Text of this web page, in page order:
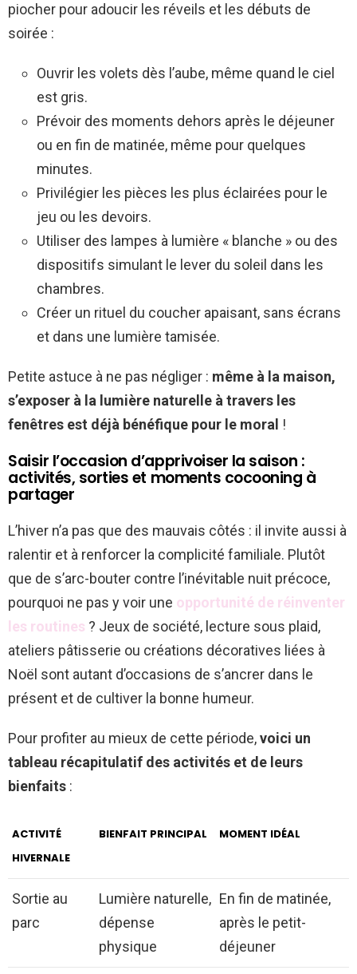
piocher pour adoucir les réveils et les débuts de
soirée :
Ouvrir les volets dès l’aube, même quand le ciel
est gris.
Prévoir des moments dehors après le déjeuner
ou en fin de matinée, même pour quelques
minutes.
Privilégier les pièces les plus éclairées pour le
jeu ou les devoirs.
Utiliser des lampes à lumière « blanche » ou des
dispositifs simulant le lever du soleil dans les
chambres.
Créer un rituel du coucher apaisant, sans écrans
et dans une lumière tamisée.
Petite astuce à ne pas négliger : même à la maison,
s’exposer à la lumière naturelle à travers les
fenêtres est déjà bénéfique pour le moral !
Saisir l’occasion d’apprivoiser la saison :
activités, sorties et moments cocooning à
partager
L’hiver n’a pas que des mauvais côtés : il invite aussi à
ralentir et à renforcer la complicité familiale. Plutôt
que de s’arc-bouter contre l’inévitable nuit précoce,
pourquoi ne pas y voir une opportunité de réinventer
les routines ? Jeux de société, lecture sous plaid,
ateliers pâtisserie ou créations décoratives liées à
Noël sont autant d’occasions de s’ancrer dans le
présent et de cultiver la bonne humeur.
Pour profiter au mieux de cette période,voici un
tableau récapitulatif des activités et de leurs
bienfaits :
ACTIVITÉ
HIVERNALE
BIENFAIT PRINCIPAL MOMENT IDÉAL
Sortie au
parc
Lumière naturelle,
dépense
physique
En fin de matinée,
après le petit-
déjeuner